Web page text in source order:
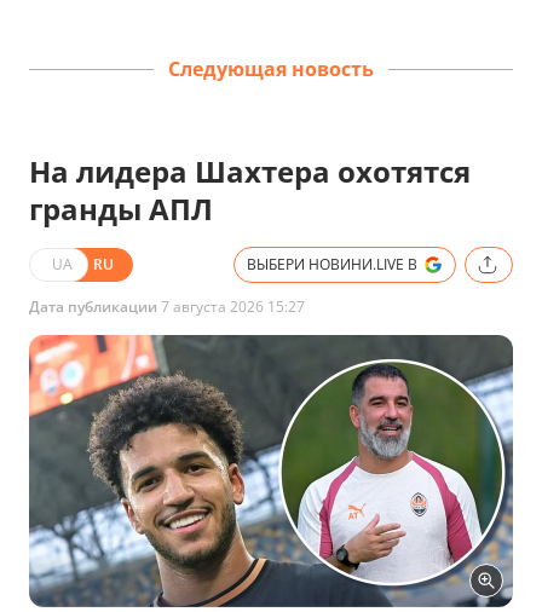
Следующая новость
На лидера Шахтера охотятся
гранды АПЛ
UA RU ВЫБЕРИ НОВИНИ.LIVE В
Дата публикации 7 августа 2026 15:27